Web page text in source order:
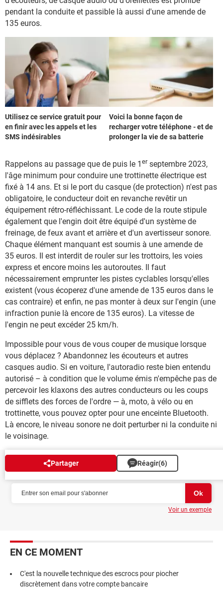
pendant la conduite et passible là aussi d'une amende de
135 euros.
Utilisez ce service gratuit pour
en finir avec les appels et les
SMS indésirables
Voici la bonne façon de
recharger votre téléphone - et de
prolonger la vie de sa batterie
Rappelons au passage que de puis le 1 er septembre 2023,
l'âge minimum pour conduire une trottinette électrique est
fixé à 14 ans. Et si le port du casque (de protection) n'est pas
obligatoire, le conducteur doit en revanche revêtir un
équipement rétro-réfléchissant. Le code de la route stipule
également que l'engin doit être équipé d'un système de
freinage, de feux avant et arrière et d'un avertisseur sonore.
Chaque élément manquant est soumis à une amende de
35 euros. Il est interdit de rouler sur les trottoirs, les voies
express et encore moins les autoroutes. Il faut
nécessairement emprunter les pistes cyclables lorsqu'elles
existent (vous écoperez d'une amende de 135 euros dans le
cas contraire) et enfin, ne pas monter à deux sur l'engin (une
infraction punie là encore de 135 euros). La vitesse de
l'engin ne peut excéder 25 km/h.
Impossible pour vous de vous couper de musique lorsque
vous déplacez ? Abandonnez les écouteurs et autres
casques audio. Si en voiture, l'autoradio reste bien entendu
autorisé – à condition que le volume émis n'empêche pas de
percevoir les klaxons des autres conducteurs ou les coups
de sifflets des forces de l'ordre — à, moto, à vélo ou en
trottinette, vous pouvez opter pour une enceinte Bluetooth.
Là encore, le niveau sonore ne doit perturber ni la conduite ni
le voisinage.
Partager Réagir(6)
NEWSLETTER
Voir un exemple
EN CE MOMENT
C'est la nouvelle technique des escrocs pour piocher
discrètement dans votre compte bancaire